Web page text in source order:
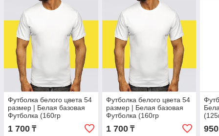
Футболка белого цвета 54
размер | Белая базовая
Футболка (160гр
плотности) | Футболка хб
под принт
1 700 ₸
Футболка белого цвета 54
размер | Белая базовая
Футболка (160гр
плотности) | Футболка хб
под принт
1 700₸ 950